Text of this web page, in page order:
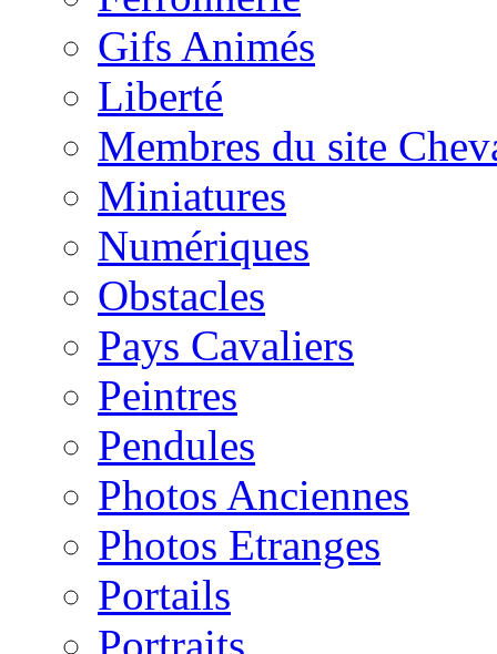
Gifs Animés
Liberté
Membres du site
Miniatures
Numériques
Obstacles
Pays Cavaliers
Peintres
Pendules
Photos Anciennes
Photos Etranges
Portails
Portraits